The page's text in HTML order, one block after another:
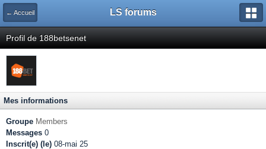
← Accueil LS forums
Profil de 188betsenet
Mes informations
Groupe Members
Messages 0
Inscrit(e) (le) 08-mai 25